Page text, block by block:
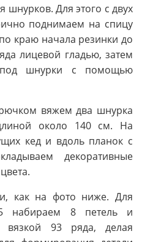
шнурков. Для этого с двух
поднимаем на спицу
краю начала резинки до
лицевой гладью, затем
под шнурки с помощью
вяжем два шнурка
около 140 см. На
кед и вдоль планок с
декоративные
как на фото ниже. Для
8 петель и
вязкой 93 ряда, делая